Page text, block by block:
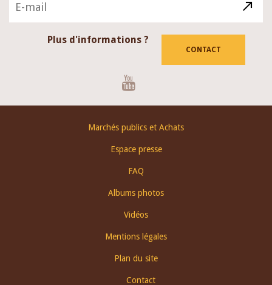
Plus d'informations ?
CONTACT
Marchés publics et Achats
Espace presse
FAQ
Albums photos
Vidéos
Mentions légales
Plan du site
Contact